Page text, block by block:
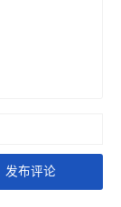
发布评论